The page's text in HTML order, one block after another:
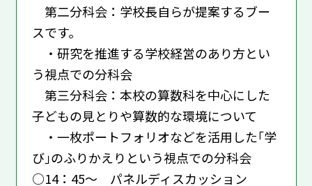
第二分科会：学校長自らが提案するブー
スです。
・研究を推進する学校経営のあり方とい
う視点での分科会
第三分科会：本校の算数科を中心にした
子どもの見とりや算数的な環境について
・一枚ポートフォリオなどを活用した｢学
び｣のふりかえりという視点での分科会
○14：45～ パネルディスカッション